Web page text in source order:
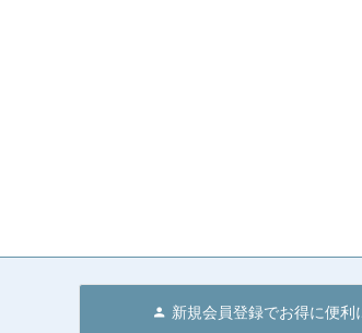
新規会員登録でお得に便利